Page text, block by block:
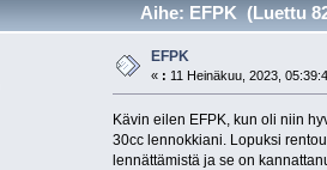
Aihe: EFPK (Luettu
EFPK
« : 11 Heinäkuu, 2023,
Kävin eilen EFPK, kun oli niin
30cc lennokkiani. Lopuksi
lennättämistä ja se on